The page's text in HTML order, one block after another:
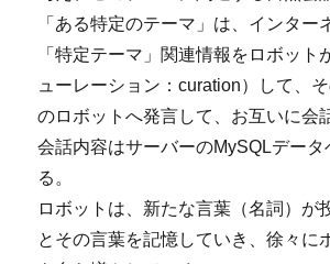
「ある特定のテーマ」は、インター
「特定テーマ」関連情報をロボット
ューレーション：curation）して、
のロボットへ発言して、お互いに会
会話内容はサーバーのMySQLデータ
る。
ロボットは、新たな言葉（名詞）が
とその言葉を記憶していき、徐々に